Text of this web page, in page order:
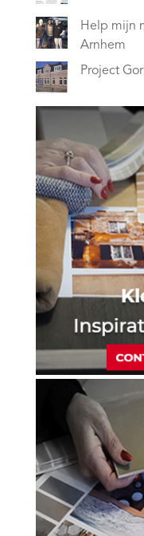
Help mijn
Arnhem
Project